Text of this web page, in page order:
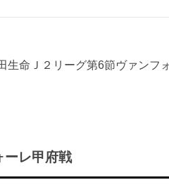
生命Ｊ２リーグ第6節ヴァンフ
ーレ甲府戦